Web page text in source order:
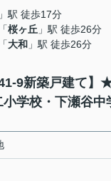
」駅 徒歩17分
「桜ヶ丘 」駅 徒歩26分
「大和 」駅 徒歩26分
9新築戸建て】
学校・下瀬谷中